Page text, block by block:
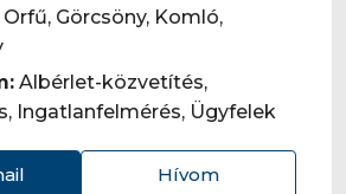
Görcsöny, Komló,
Albérlet-közvetítés,
Ingatlanfelmérés, Ügyfelek
Hívom